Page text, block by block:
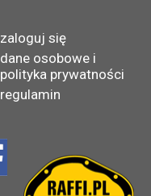
zaloguj się
dane osobowe i
polityka prywatności
regulamin